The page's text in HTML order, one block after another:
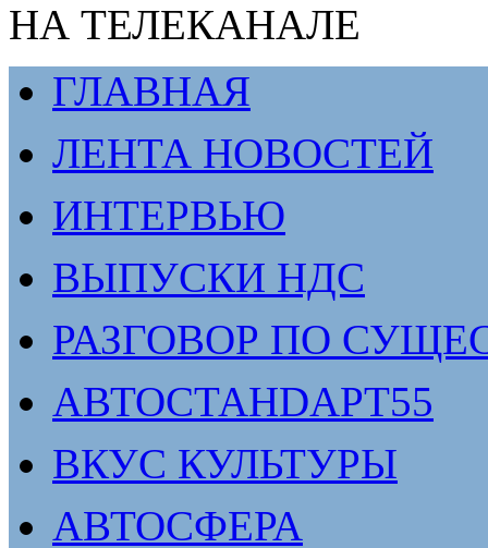
НА ТЕЛЕКАНАЛЕ
ГЛАВНАЯ
ЛЕНТА НОВОСТЕЙ
ИНТЕРВЬЮ
ВЫПУСКИ НДС
РАЗГОВОР ПО
АВТОСТАНDАРТ55
ВКУС КУЛЬТУРЫ
АВТОСФЕРА